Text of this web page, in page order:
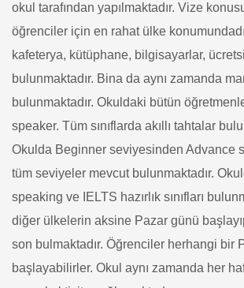
okul tarafından yapılmaktadır. Vize
öğrenciler için en rahat ülke
kafeterya, kütüphane, bilgisayarlar,
bulunmaktadır. Bina da aynı zamanda
bulunmaktadır. Okuldaki bütün
speaker. Tüm sınıflarda akıllı tahtalar
Okulda Beginner seviyesinden Advance
tüm seviyeler mevcut bulunmaktadır.
speaking ve IELTS hazırlık sınıfları
diğer ülkelerin aksine Pazar günü
son bulmaktadır. Öğrenciler herhangi bir
başlayabilirler. Okul aynı zamanda her